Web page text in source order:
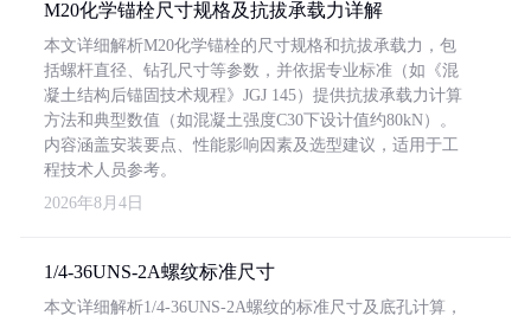
M20化学锚栓尺寸规格及抗拔承载力详解
本文详细解析M20化学锚栓的尺寸规格和抗拔承载力，包
括螺杆直径、钻孔尺寸等参数，并依据专业标准（如《混
凝土结构后锚固技术规程》JGJ 145）提供抗拔承载力计算
方法和典型数值（如混凝土强度C30下设计值约80kN）。
内容涵盖安装要点、性能影响因素及选型建议，适用于工
程技术人员参考。
2026年8月4日
1/4-36UNS-2A螺纹标准尺寸
本文详细解析1/4-36UNS-2A螺纹的标准尺寸及底孔计算，